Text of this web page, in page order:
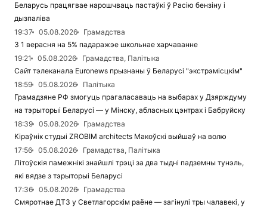
Беларусь працягвае нарошчваць пастаўкі ў Расію бензіну і
дызпаліва
19:37
05.08.2026
Грамадства
З 1 верасня на 5% падаражэе школьнае харчаванне
19:21
05.08.2026
Грамадства, Палітыка
Сайт тэлеканала Euronews прызнаны ў Беларусі "экстрэмісцкім"
18:59
05.08.2026
Палітыка
Грамадзяне РФ змогуць прагаласаваць на выбарах у Дзярждуму
на тэрыторыі Беларусі — у Мінску, абласных цэнтрах і Бабруйску
18:39
05.08.2026
Грамадства
Кіраўнік студыі ZROBIM architects Макоўскі выйшаў на волю
17:56
05.08.2026
Грамадства, Палітыка
Літоўскія памежнікі знайшлі трэці за два тыдні падземны тунэль,
які вядзе з тэрыторыі Беларусі
17:36
05.08.2026
Грамадства
Смяротнае ДТЗ у Светлагорскім раёне — загінулі тры чалавекі, у